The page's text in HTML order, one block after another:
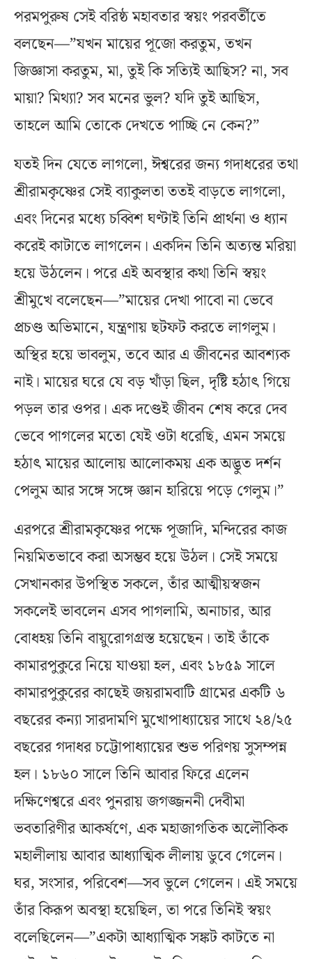
পরমপুরুষ সেই বরিষ্ঠ মহাবতার স্বয়ং পরবর্তীতে
বলছেন—”যখন মায়ের পূজো করতুম, তখন
জিজ্ঞাসা করতুম, মা, তুই কি সত্যিই আছিস? না, সব
মায়া? মিথ্যা? সব মনের ভুল? যদি তুই আছিস,
তাহলে আমি তোকে দেখতে পাচ্ছি নে কেন?”
যতই দিন যেতে লাগলো, ঈশ্বরের জন্য গদাধরের তথা
শ্রীরামকৃষ্ণের সেই ব্যাকুলতা ততই বাড়তে লাগলো,
এবং দিনের মধ্যে চব্বিশ ঘণ্টাই তিনি প্রার্থনা ও ধ্যান
করেই কাটাতে লাগলেন। একদিন তিনি অত্যন্ত মরিয়া
হয়ে উঠলেন। পরে এই অবস্থার কথা তিনি স্বয়ং
শ্রীমুখে বলেছেন—”মায়ের দেখা পাবো না ভেবে
প্রচণ্ড অভিমানে, যন্ত্রণায় ছটফট করতে লাগলুম।
অস্থির হয়ে ভাবলুম, তবে আর এ জীবনের আবশ্যক
নাই। মায়ের ঘরে যে বড় খাঁড়া ছিল, দৃষ্টি হঠাৎ গিয়ে
পড়ল তার ওপর। এক দণ্ডেই জীবন শেষ করে দেব
ভেবে পাগলের মতো যেই ওটা ধরেছি, এমন সময়ে
হঠাৎ মায়ের আলোয় আলোকময় এক অদ্ভুত দর্শন
পেলুম আর সঙ্গে সঙ্গে জ্ঞান হারিয়ে পড়ে গেলুম।”
এরপরে শ্রীরামকৃষ্ণের পক্ষে পূজাদি, মন্দিরের কাজ
নিয়মিতভাবে করা অসম্ভব হয়ে উঠল। সেই সময়ে
সেখানকার উপস্থিত সকলে, তাঁর আত্মীয়স্বজন
সকলেই ভাবলেন এসব পাগলামি, অনাচার, আর
বোধহয় তিনি বায়ুরোগগ্রস্ত হয়েছেন। তাই তাঁকে
কামারপুকুরে নিয়ে যাওয়া হল, এবং ১৮৫৯ সালে
কামারপুকুরের কাছেই জয়রামবাটি গ্রামের একটি ৬
বছরের কন্যা সারদামণি মুখোপাধ্যায়ের সাথে ২৪/২৫
বছরের গদাধর চট্টোপাধ্যায়ের শুভ পরিণয় সুসম্পন্ন
হল। ১৮৬০ সালে তিনি আবার ফিরে এলেন
দক্ষিণেশ্বরে এবং পুনরায় জগজ্জননী দেবীমা
ভবতারিণীর আকর্ষণে, এক মহাজাগতিক অলৌকিক
মহালীলায় আবার আধ্যাত্মিক লীলায় ডুবে গেলেন।
ঘর, সংসার, পরিবেশ—সব ভুলে গেলেন। এই সময়ে
তাঁর কিরূপ অবস্থা হয়েছিল, তা পরে তিনিই স্বয়ং
বলেছিলেন—”একটা আধ্যাত্মিক সঙ্কট কাটতে না